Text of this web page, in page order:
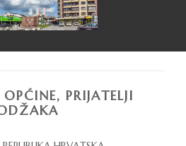
PRIJATELJI